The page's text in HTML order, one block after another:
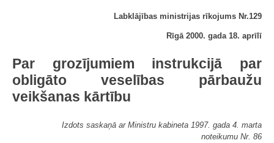
Labklājības ministrijas rīkojums Nr.129
Rīgā 2000. gada 18. aprīlī
Par grozījumiem instrukcijā par
obligāto veselības pārbaužu
veikšanas kārtību
Izdots saskaņā ar Ministru kabineta 1997. gada 4. marta
noteikumu Nr. 86